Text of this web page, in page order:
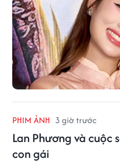
PHIM ẢNH 3 giờ trước
Lan Phương và cuộc
con gái